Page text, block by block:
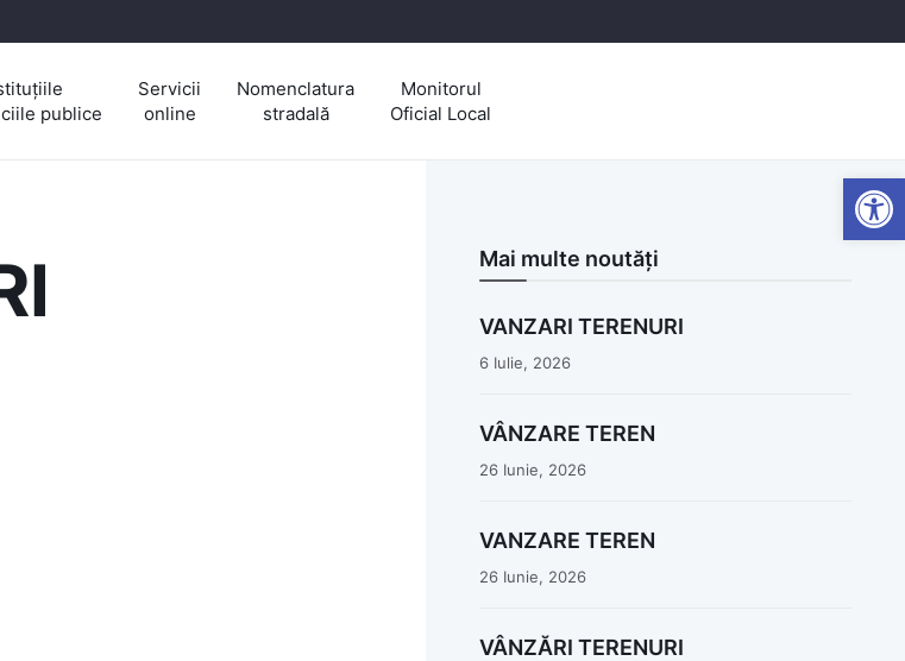
publice
Servicii
online
Nomenclatura
stradală
Monitorul
Oficial Local
Mai multe noutăți
VANZARI TERENURI
6 Iulie, 2026
VÂNZARE TEREN
26 Iunie, 2026
VANZARE TEREN
26 Iunie, 2026
VÂNZĂRI TERENURI